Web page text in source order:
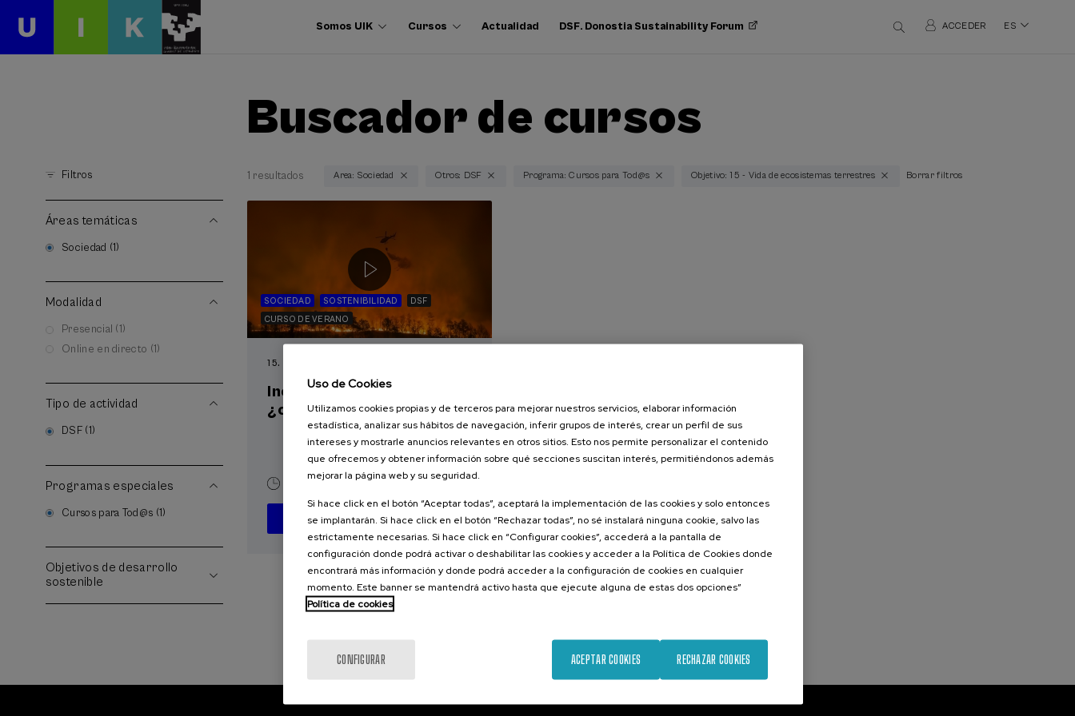
Somos UIK Cursos Actualidad DSF. Donostia Sustainability Forum ACCEDER ES
Buscador de cursos
Filtros
Áreas temáticas
Sociedad (1)
Modalidad
Presencial (1)
Online en directo (1)
Tipo de actividad
DSF (1)
Programas especiales
Cursos para Tod@s (1)
Objetivos de desarrollo
sostenible
1 resultados Area: Sociedad Otros: DSF Programa: Cursos para Tod@s Objetivo: 15 - Vida de ecosistemas terrestres Borrar filtros
SOCIEDAD SOSTENIBILIDAD
DSF
CURSO DE VERANO
15. SEP
Incendios forestales
¿cómo afrontarlos? II
.
...
DESDE 25 €
Últimas
plazas
Gratuito
Fecha
pasada
Lista
de
Plazo
de
finalizado
Uso de Cookies
Utilizamos cookies propias y de terceros para mejorar nuestros servicios, elaborar información
estadística, analizar sus hábitos de navegación, inferir grupos de interés, crear un perfil de sus
intereses y mostrarle anuncios relevantes en otros sitios. Esto nos permite personalizar el contenido
que ofrecemos y obtener información sobre qué secciones suscitan interés, permitiéndonos además
mejorar la página web y su seguridad.
Si hace click en el botón “Aceptar todas”, aceptará la implementación de las cookies y solo entonces
se implantarán. Si hace click en el botón “Rechazar todas”, no sé instalará ninguna cookie, salvo las
estrictamente necesarias. Si hace click en “Configurar cookies”, accederá a la pantalla de
configuración donde podrá activar o deshabilitar las cookies y acceder a la Política de Cookies donde
encontrará más información y donde podrá acceder a la configuración de cookies en cualquier
momento. Este banner se mantendrá activo hasta que ejecute alguna de estas dos opciones”
Política de cookies
CONFIGURAR RECHAZAR COOKIES
ACEPTAR COOKIES